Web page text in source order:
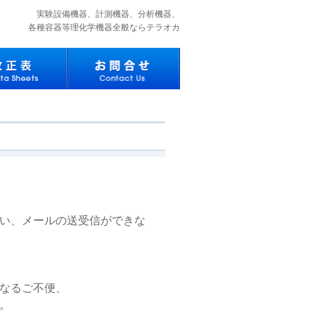
実験設備機器、計測機器、分析機器、
各種容器等理化学機器全般ならテラオカ
、メールの送受信ができな
るご不便、